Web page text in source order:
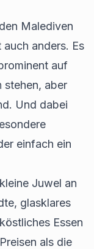
Malediven
anders. Es
auf
stehen, aber
Und dabei
einfach ein
Juwel an
glasklares
Essen
als die